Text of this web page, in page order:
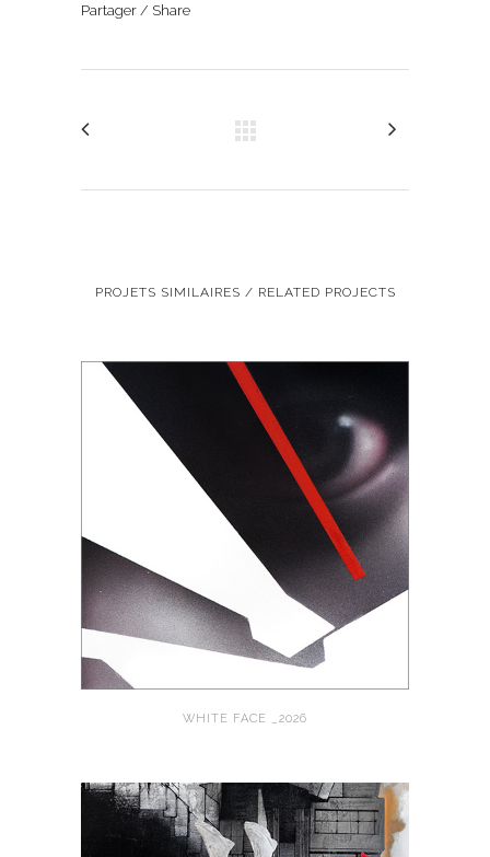
Partager / Share
PROJETS SIMILAIRES / RELATED PROJECTS
WHITE FACE _2026